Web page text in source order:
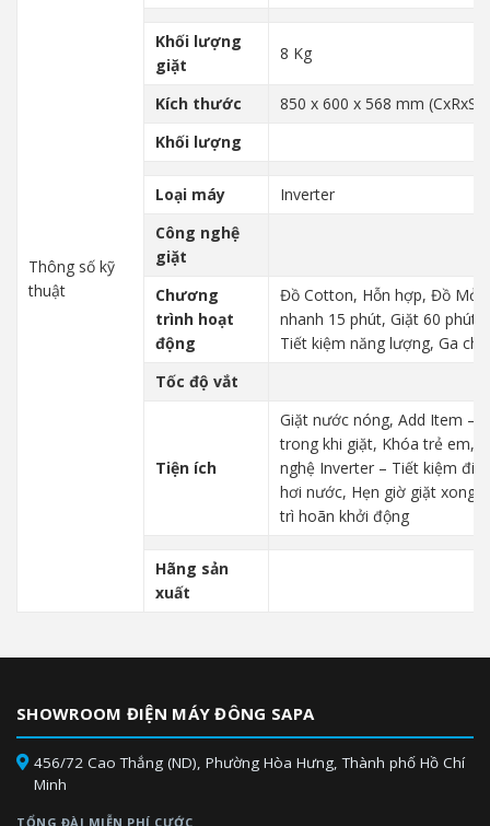
Thông số kỹ
thuật
Khối lượng
giặt
8 Kg
Kích thước
850 x 600 x 568 mm (CxRxS)
Khối lượng
Loại máy
Inverter
Công nghệ
giặt
Chương
trình hoạt
động
Đồ Cotton, Hỗn hợp, Đồ
nhanh 15 phút, Giặt 60 phút,
Tiết kiệm năng lượng, Ga
Tốc độ vắt
Tiện ích
Giặt nước nóng, Add Item –
trong khi giặt, Khóa trẻ em,
nghệ Inverter – Tiết kiệm
hơi nước, Hẹn giờ giặt xong,
trì hoãn khởi động
Hãng sản
xuất
SHOWROOM ĐIỆN MÁY ĐÔNG SAPA
456/72 Cao Thắng (ND), Phường Hòa Hưng, Thành phố Hồ Chí
Minh
TỔNG ĐÀI MIỄN PHÍ CƯỚC